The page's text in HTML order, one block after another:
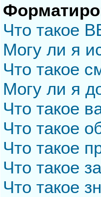
Что такое
Могу ли я
Что такое
Могу ли я
Что такое
Что такое
Что такое
Что такое
Что такое